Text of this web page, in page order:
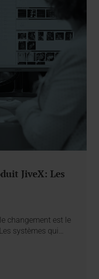
JiveX: Les
changement est le
systèmes qui…